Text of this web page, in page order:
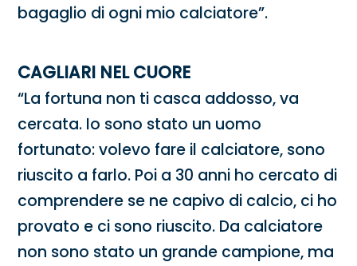
bagaglio di ogni mio calciatore”.
CAGLIARI NEL CUORE
“La fortuna non ti casca addosso, va
cercata. Io sono stato un uomo
fortunato: volevo fare il calciatore, sono
riuscito a farlo. Poi a 30 anni ho cercato di
comprendere se ne capivo di calcio, ci ho
provato e ci sono riuscito. Da calciatore
non sono stato un grande campione, ma